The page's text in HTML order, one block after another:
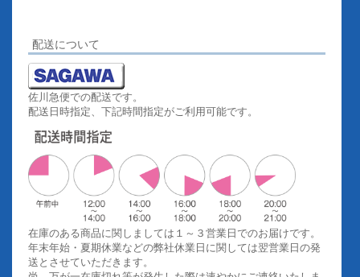
配送について
佐川急便での配送です。
配送日時指定、下記時間指定がご利用可能です。
在庫のある商品に関しましては１～３営業日でのお届けです。
年末年始・夏期休業などの弊社休業日に関しては翌営業日の発
送とさせていただきます。